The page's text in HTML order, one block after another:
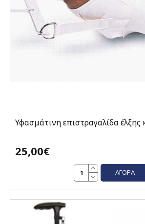
Υφασμάτινη επιστραγαλίδα
25,00€
ΑΓΟΡΆ